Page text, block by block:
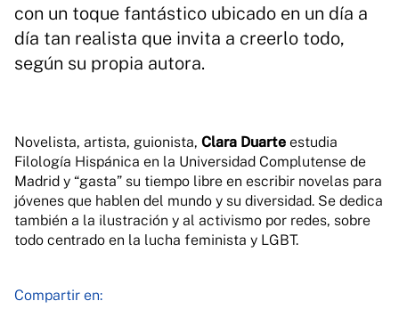
con un toque fantástico ubicado en un día a
día tan realista que invita a creerlo todo,
según su propia autora.
Novelista, artista, guionista, Clara Duarte estudia
Filología Hispánica en la Universidad Complutense de
Madrid y “gasta” su tiempo libre en escribir novelas para
jóvenes que hablen del mundo y su diversidad. Se dedica
también a la ilustración y al activismo por redes, sobre
todo centrado en la lucha feminista y LGBT.
Compartir en: